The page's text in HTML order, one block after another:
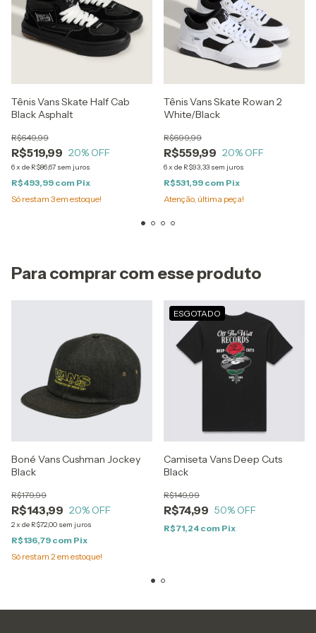
Tênis Vans Skate Half Cab
Black Asphalt
R$519,99
R$649,99
20% OFF
6x de R$86,67 sem juros
R$493,99 com Pix
Só restam 3em estoque!
Tênis Vans Skate Rowan 2
White/Black
R$559,99
R$699,99
20% OFF
6x de R$93,33 sem juros
R$531,99 com Pix
Atenção, última peça!
Para comprar com esse produto
Boné Vans Cushman Jockey
Black
R$143,99
R$179,99
20% OFF
2x de R$72,00 sem juros
R$136,79 com Pix
Só restam 2em estoque!
ESGOTADO
Camiseta Vans Deep Cuts
Black
R$74,99
R$149,99
50% OFF
R$71,24 com Pix